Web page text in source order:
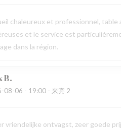
chaleureux et professionnel, table
et le service est
dans la région.
B
08-06 - 19:00 - 来宾 2
vriendelijke ontvagst, zeer goede